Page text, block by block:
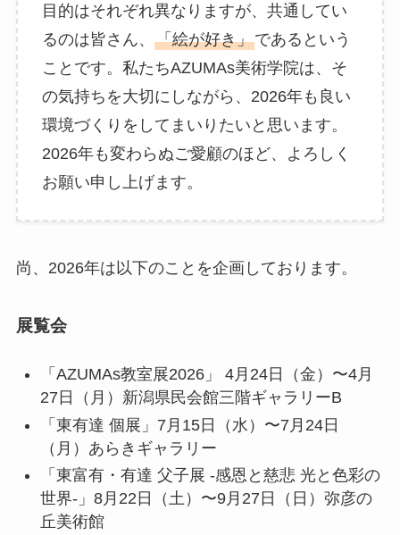
目的はそれぞれ異なりますが、共通してい
るのは皆さん、 「絵が好き」であるという
ことです。私たちAZUMAs美術学院は、そ
の気持ちを大切にしながら、2026年も良い
環境づくりをしてまいりたいと思います。
2026年も変わらぬご愛顧のほど、よろしく
お願い申し上げます。
尚、2026年は以下のことを企画しております。
展覧会
「AZUMAs教室展2026」 4月24日（金）〜4月
27日（月）新潟県民会館三階ギャラリーB
「東有達 個展」7月15日（水）〜7月24日
（月）あらきギャラリー
「東富有・有達 父子展 -感恩と慈悲 光と色彩の
世界-」8月22日（土）〜9月27日（日）弥彦の
丘美術館